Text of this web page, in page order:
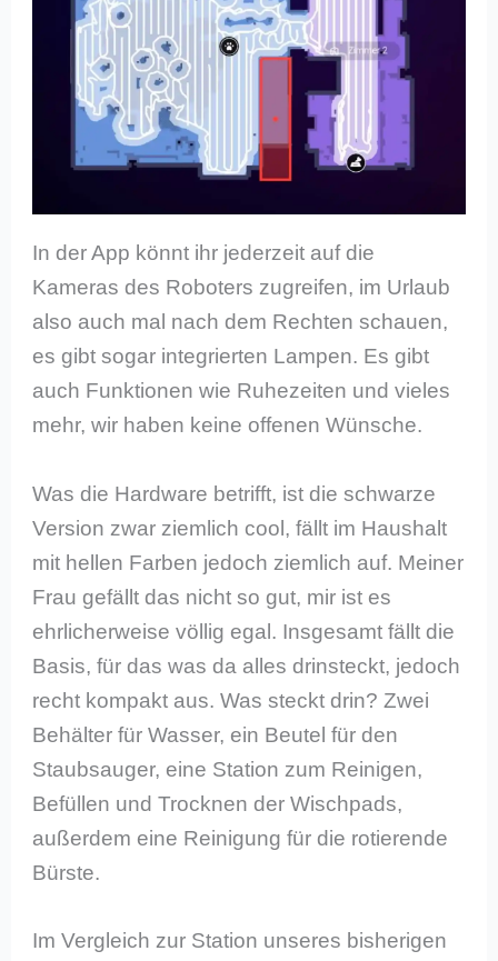
In der App könnt ihr jederzeit auf die
Kameras des Roboters zugreifen, im Urlaub
also auch mal nach dem Rechten schauen,
es gibt sogar integrierten Lampen. Es gibt
auch Funktionen wie Ruhezeiten und vieles
mehr, wir haben keine offenen Wünsche.
Was die Hardware betrifft, ist die schwarze
Version zwar ziemlich cool, fällt im Haushalt
mit hellen Farben jedoch ziemlich auf. Meiner
Frau gefällt das nicht so gut, mir ist es
ehrlicherweise völlig egal. Insgesamt fällt die
Basis, für das was da alles drinsteckt, jedoch
recht kompakt aus. Was steckt drin? Zwei
Behälter für Wasser, ein Beutel für den
Staubsauger, eine Station zum Reinigen,
Befüllen und Trocknen der Wischpads,
außerdem eine Reinigung für die rotierende
Bürste.
Im Vergleich zur Station unseres bisherigen